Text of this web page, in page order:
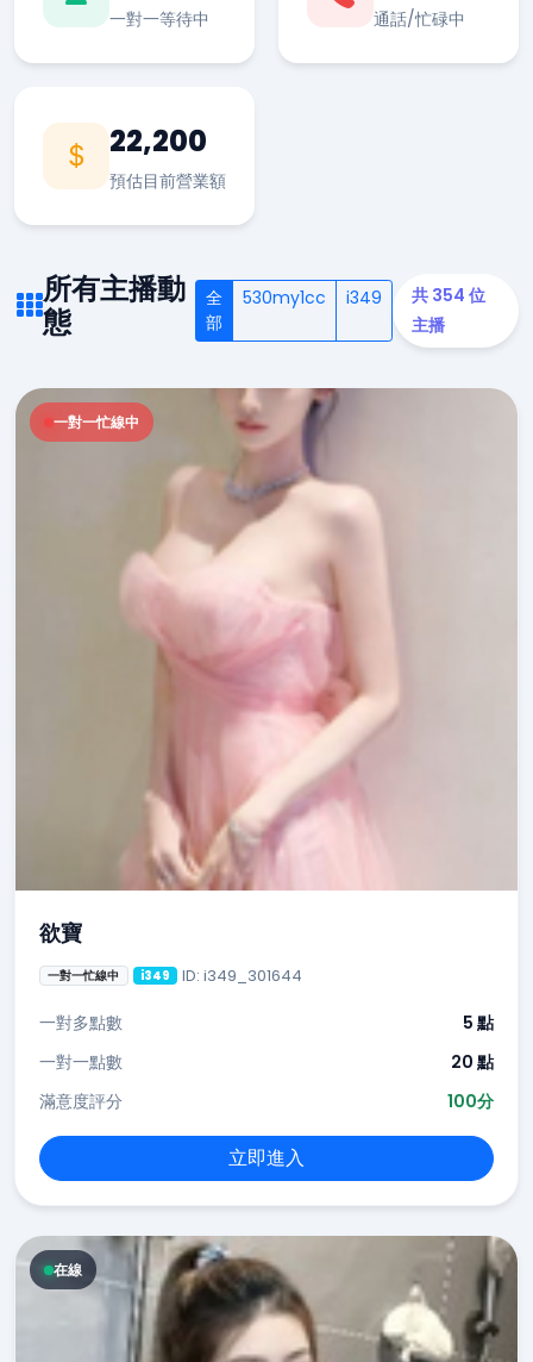
一對一等待中 通話/忙碌中
22,200
預估目前營業額
所有主播動
態
全
部
530my1cc i349
共 354 位
主播
一對一忙線中
欲寶
一對一忙線中 i349 ID: i349_301644
一對多點數
5 點
一對一點數
20 點
滿意度評分
100分
立即進入
在線